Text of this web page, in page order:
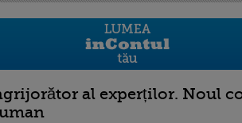
al experților. Noul